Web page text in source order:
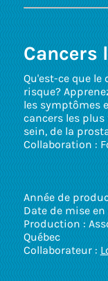
Cancers
Qu'est-ce que
risque?
les symptômes
cancers les
sein, de la
Collaboration :
Année de
Date de mise en
Production :
Québec
Collaborateur :